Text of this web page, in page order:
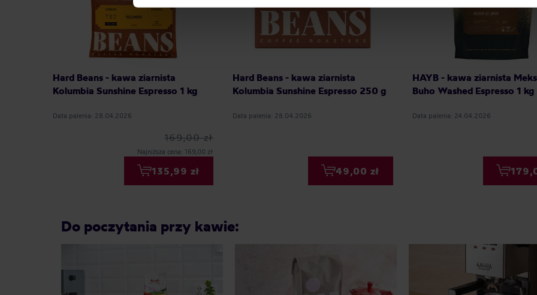
Hard Beans - kawa ziarnista
Kolumbia Sunshine Espresso 1 kg
Data palenia: 28.04.2026
169,00 zł
Najniższa cena: 169,00 zł
135,99 zł
Hard Beans - kawa ziarnista
Kolumbia Sunshine Espresso 250 g
Data palenia: 28.04.2026
49,00 zł
HAYB - kawa ziarnista
Buho Washed Espresso 1 kg
Data palenia: 24.04.2026
Do poczytania przy kawie: